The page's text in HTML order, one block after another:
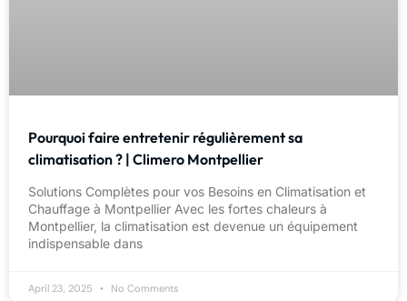
Pourquoi faire entretenir régulièrement sa
climatisation ? | Climero Montpellier
Solutions Complètes pour vos Besoins en Climatisation et
Chauffage à Montpellier Avec les fortes chaleurs à
Montpellier, la climatisation est devenue un équipement
indispensable dans
April 23, 2025 No Comments